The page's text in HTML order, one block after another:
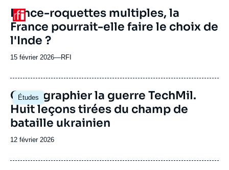
Logo
URL
de
Spotify
Lance-roquettes multiples, la
France pourrait-elle faire le choix de
l'Inde ?
15 février 2026—Nom
journal,
ou
émission
RFI
Études
Image
principale
Cartographier la guerre TechMil.
Huit leçons tirées du champ de
bataille ukrainien
Date
publication
12 février 2026